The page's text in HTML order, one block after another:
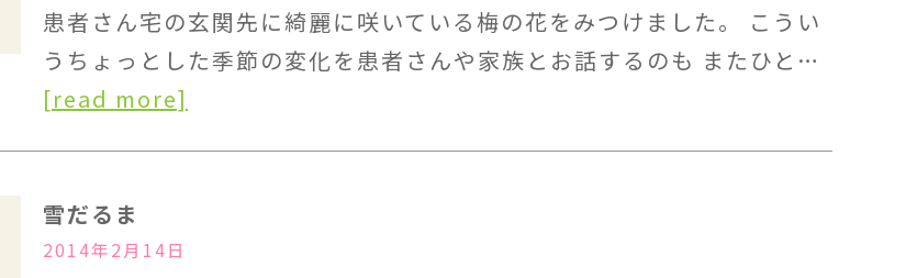
患者さん宅の玄関先に綺麗に咲いている梅の花をみつけました。 こうい
うちょっとした季節の変化を患者さんや家族とお話するのも またひと…
[read more]
雪だるま
2014年2月14日